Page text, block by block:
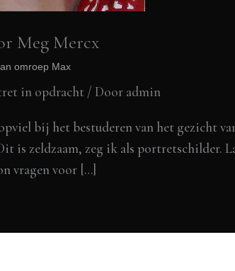
Meg Mercx
omroep Max
in opdracht / Door admin
bij het bestuderen van het gezicht
is zeldzaam, zeg ik als portretschilder.
vragen voor […]